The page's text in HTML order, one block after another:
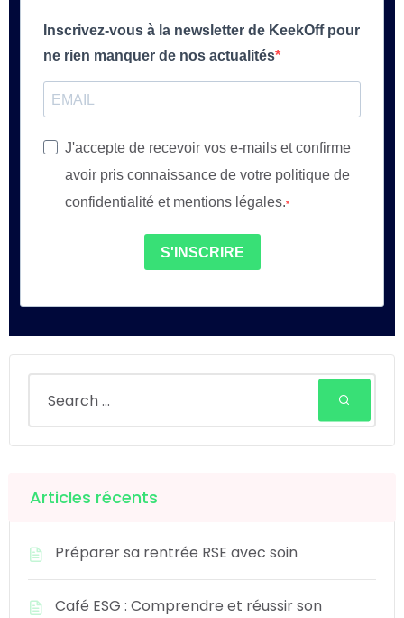
Inscrivez-vous à la newsletter de KeekOff pour
ne rien manquer de nos actualités
J'accepte de recevoir vos e-mails et confirme
avoir pris connaissance de votre politique de
confidentialité et mentions légales.
S'INSCRIRE
Articles récents
Préparer sa rentrée RSE avec soin
Café ESG : Comprendre et réussir son